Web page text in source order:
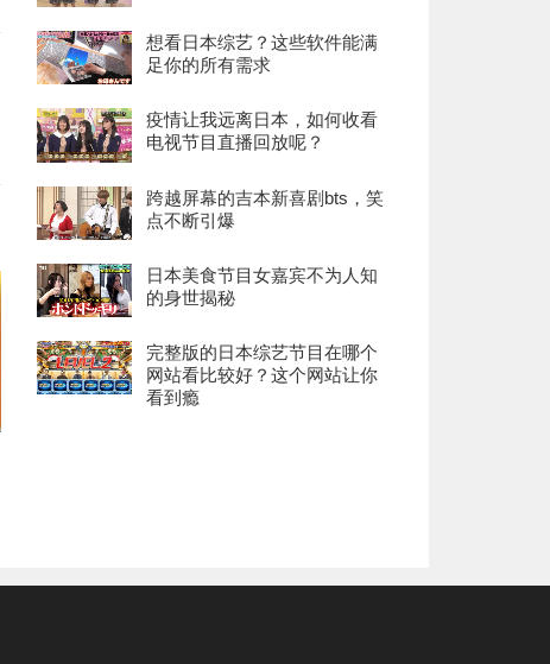
想看日本综艺？这些软件能满
足你的所有需求
疫情让我远离日本，如何收看
电视节目直播回放呢？
跨越屏幕的吉本新喜剧bts，笑
点不断引爆
日本美食节目女嘉宾不为人知
的身世揭秘
完整版的日本综艺节目在哪个
网站看比较好？这个网站让你
看到瘾